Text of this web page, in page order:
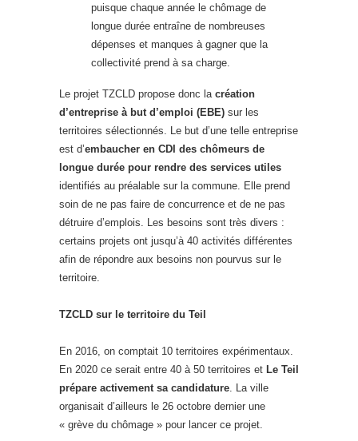
puisque chaque année le chômage de
longue durée entraîne de nombreuses
dépenses et manques à gagner que la
collectivité prend à sa charge.
Le projet TZCLD propose donc la création
d’entreprise à but d’emploi (EBE) sur les
territoires sélectionnés. Le but d’une telle entreprise
est d’embaucher en CDI des chômeurs de
longue durée pour rendre des services utiles
identifiés au préalable sur la commune. Elle prend
soin de ne pas faire de concurrence et de ne pas
détruire d’emplois. Les besoins sont très divers :
certains projets ont jusqu’à 40 activités différentes
afin de répondre aux besoins non pourvus sur le
territoire.
TZCLD sur le territoire du Teil
En 2016, on comptait 10 territoires expérimentaux.
En 2020 ce serait entre 40 à 50 territoires et Le Teil
prépare activement sa candidature . La ville
organisait d’ailleurs le 26 octobre dernier une
« grève du chômage » pour lancer ce projet.